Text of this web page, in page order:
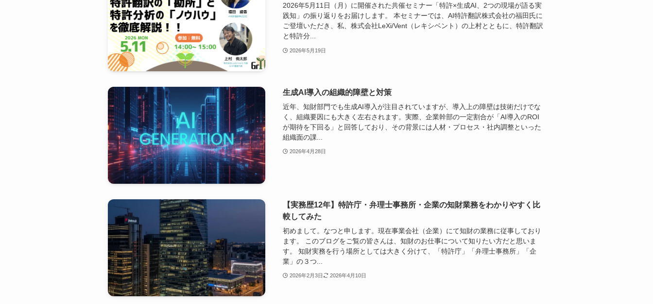
2026年5月11日（月）に開催された共催セミナー「特許×生成AI、2つの現場が語る実
践知」の振り返りをお届けします。 本セミナーでは、AI特許翻訳株式会社の福田氏に
ご登壇いただき、私、株式会社LeXi/Vent（レキシベント）の上村とともに、特許翻訳
と特許分...
2026年5月19日
生成AI導入の組織的障壁と対策
近年、知財部門でも生成AI導入が注目されていますが、導入上の障壁は技術だけでな
く、組織要因にも大きく左右されます。実際、企業幹部の一定割合が「AI導入のROI
が期待を下回る」と回答しており、その背景には人材・プロセス・社内調整といった
組織面の課...
2026年4月28日
【実務歴12年】特許庁・弁理士事務所・企業の知財業務をわかりやすく比
較してみた
初めまして。なつと申します。現在事業会社（企業）にて知財の業務に従事しており
ます。 このブログをご覧の皆さんは、知財のお仕事について知りたい方だと思いま
す。 知財実務を行う場所としては大きく分けて、「特許庁」「弁理士事務所」「企
業」の３つ...
2026年2月3日 2026年4月10日